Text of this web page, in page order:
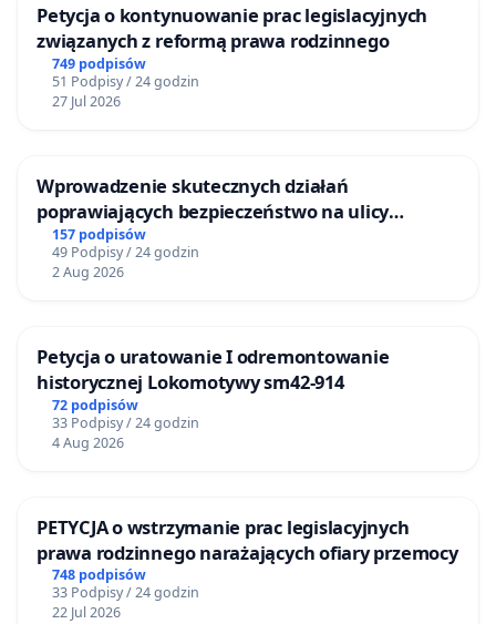
Petycja o kontynuowanie prac legislacyjnych
związanych z reformą prawa rodzinnego
749 podpisów
51 Podpisy / 24 godzin
27 Jul 2026
Wprowadzenie skutecznych działań
poprawiających bezpieczeństwo na ulicy
Żeromskiego w Otwocku
157 podpisów
49 Podpisy / 24 godzin
2 Aug 2026
Petycja o uratowanie I odremontowanie
historycznej Lokomotywy sm42-914
72 podpisów
33 Podpisy / 24 godzin
4 Aug 2026
PETYCJA o wstrzymanie prac legislacyjnych
prawa rodzinnego narażających ofiary przemocy
748 podpisów
33 Podpisy / 24 godzin
22 Jul 2026